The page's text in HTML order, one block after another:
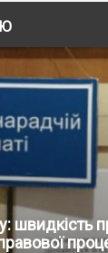
швидкість